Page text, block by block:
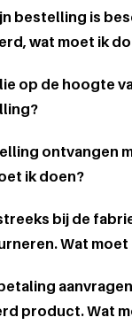
bestelling is
wat moet ik
op de hoogte
ontvangen
ik doen?
bij de
Wat moet
product. Wat